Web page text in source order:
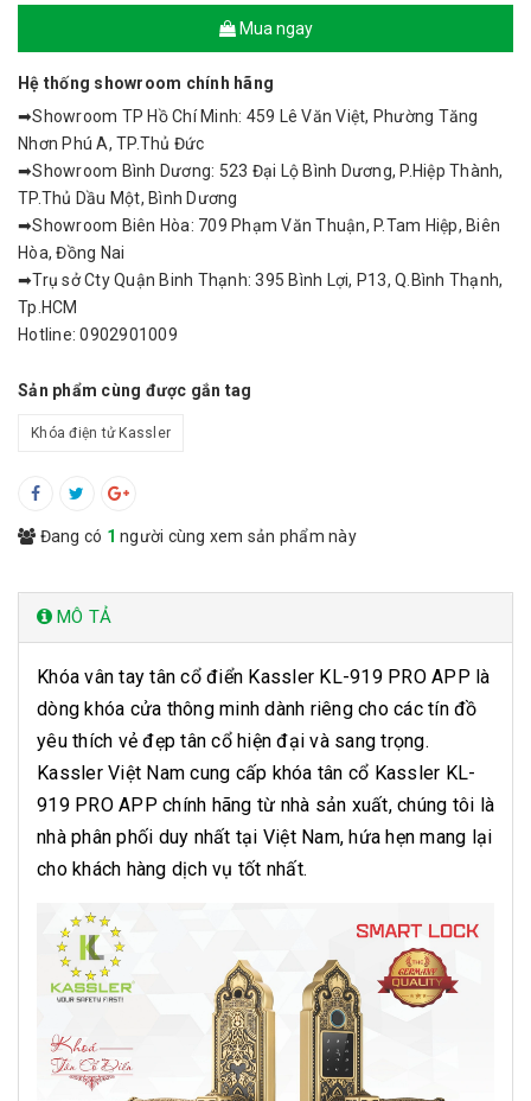
Mua ngay
Hệ thống showroom chính hãng
➡Showroom TP Hồ Chí Minh: 459 Lê Văn Việt, Phường Tăng
Nhơn Phú A, TP.Thủ Đức
➡Showroom Bình Dương: 523 Đại Lộ Bình Dương, P.Hiệp Thành,
TP.Thủ Dầu Một, Bình Dương
➡Showroom Biên Hòa: 709 Phạm Văn Thuận, P.Tam Hiệp, Biên
Hòa, Đồng Nai
➡Trụ sở Cty Quận Binh Thạnh: 395 Bình Lợi, P13, Q.Bình Thạnh,
Tp.HCM
Hotline: 0902901009
Sản phẩm cùng được gắn tag
Khóa điện tử Kassler
Đang có 1 người cùng xem sản phẩm này
MÔ TẢ
Khóa vân tay tân cổ điển Kassler KL-919 PRO APP là
dòng khóa cửa thông minh dành riêng cho các tín đồ
yêu thích vẻ đẹp tân cổ hiện đại và sang trọng.
Kassler Việt Nam cung cấp khóa tân cổ Kassler KL-
919 PRO APP chính hãng từ nhà sản xuất, chúng tôi là
nhà phân phối duy nhất tại Việt Nam, hứa hẹn mang lại
cho khách hàng dịch vụ tốt nhất.